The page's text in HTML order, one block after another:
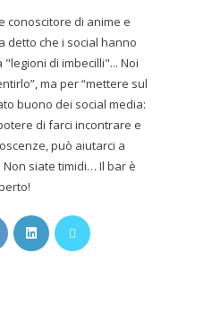
conoscitore di anime e
detto che i social hanno
di imbecilli"... Noi
ma per “mettere sul
buono dei social media:
di farci incontrare e
può aiutarci a
siate timidi… Il bar è